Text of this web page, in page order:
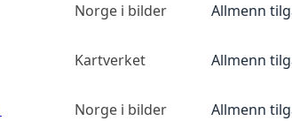
Norge i bilder Allmenn
Kartverket Allmenn
Norge i bilder Allmenn